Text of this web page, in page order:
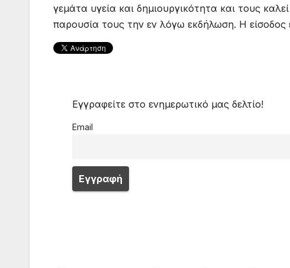
γεμάτα υγεία και δημιουργικότητα και τους
παρουσία τους την εν λόγω εκδήλωση. Η είσοδος
Εγγραφείτε στο ενημερωτικό μας δελτίο!
Email